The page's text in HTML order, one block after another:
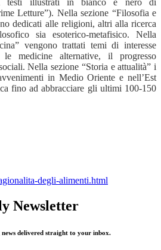
Letture”). Nella sezione “Filosofia e
dedicati alle religioni, altri alla ricerca
sia esoterico-metafisico. Nella
vengono trattati temi di interesse
medicine alternative, il progresso
Nella sezione “Storia e attualità” i
in Medio Oriente e nell’Est
fino ad abbracciare gli ultimi 100-150
degli-alimenti.html
Newsletter
delivered straight to your inbox.